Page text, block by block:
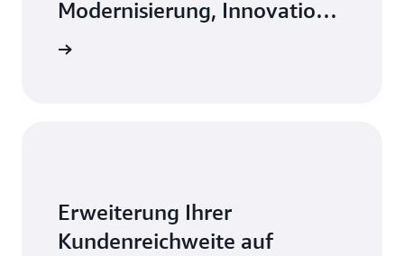
Modernisierung, Innovation
und Skalierung erkunden
Erweiterung Ihrer
Kundenreichweite auf